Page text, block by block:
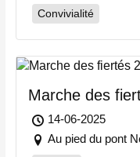
Convivialité
Marche des
14-06-2025
Au pied du pont